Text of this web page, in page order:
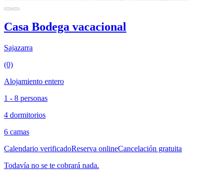
Casa Bodega vacacional
Sajazarra
(0)
Alojamiento entero
1 - 8 personas
4 dormitorios
6 camas
Calendario verificadoReserva onlineCancelación gratuita
Todavía no se te cobrará nada.